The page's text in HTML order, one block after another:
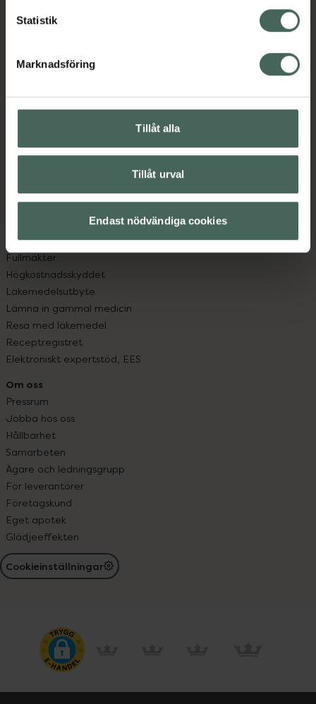
Statistik
Marknadsföring
Tillåt alla
Tillåt urval
Endast nödvändiga cookies
hjälpa just dig att må lite bättre. Välkommen att prata
med oss.
Kundservice
Vanliga frågor
Hitta apotek
Leverans, betalning och retur
App
Om recept och läkemedel
Fullmakter
Högkostnadsskyddet
Läkemedelsutbyte
Lämna in gammal medicin
Resa med läkemedel
Receptregistret
Elektroniskt expertstöd, EES
Om oss
Pressrum
Jobba hos oss
Hållbarhet
Samarbeten
Ägare och ledningsgrupp
För leverantörer
Företagskund
Eget apotek
Glädjeeffekten
Cookieinställningar